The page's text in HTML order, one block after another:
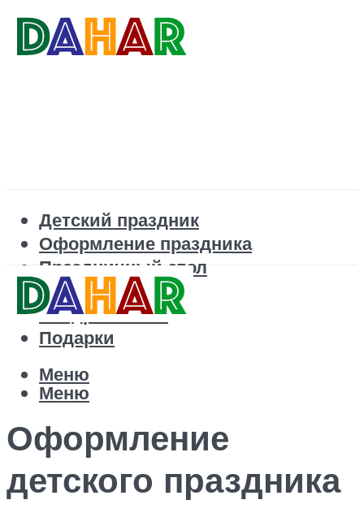
Детский праздник
Оформление праздника
Праздничный стол
Корпоратив
Поздравления
Подарки
Меню
Меню
Оформление
детского праздника